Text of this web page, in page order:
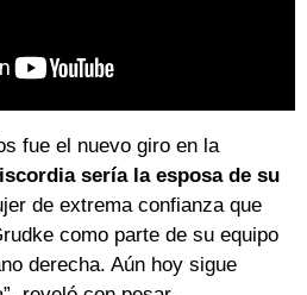
fue el nuevo giro en la
sería la esposa de su
de extrema confianza que
como parte de su equipo
derecha. Aún hoy sigue